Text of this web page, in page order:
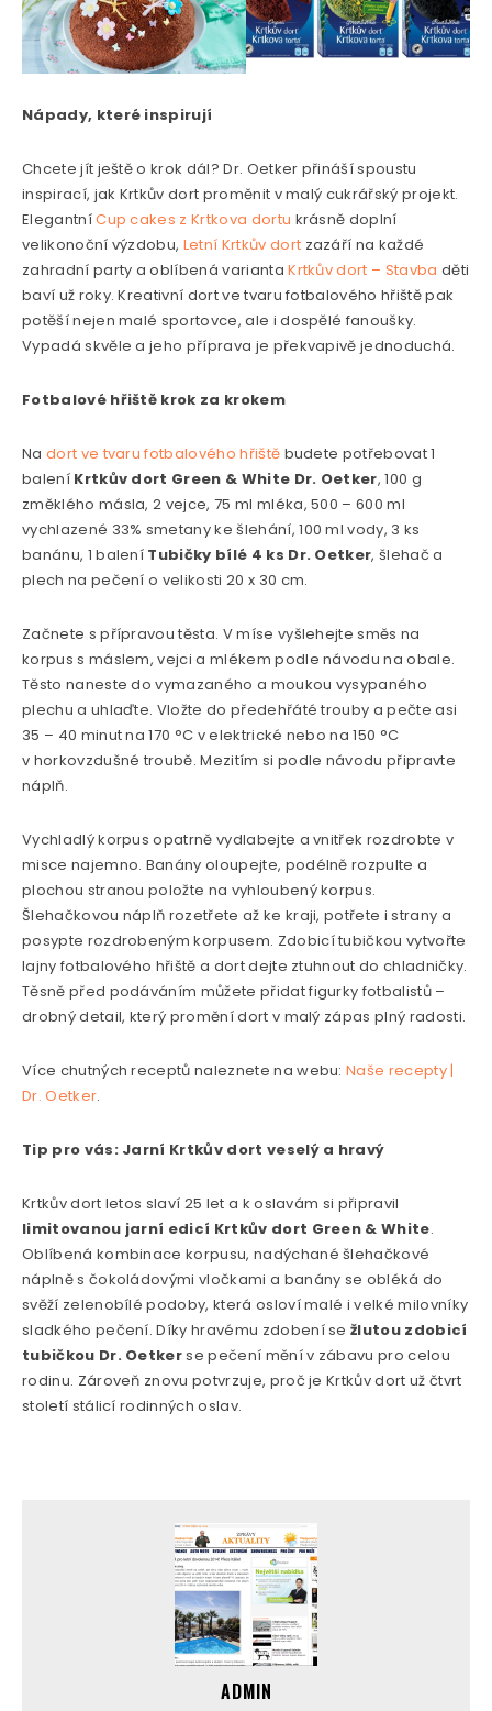
Nápady, které inspirují
Chcete jít ještě o krok dál? Dr. Oetker přináší spoustu
inspirací, jak Krtkův dort proměnit v malý cukrářský projekt.
ElegantníCup cakes z Krtkova dortu krásně doplní
velikonoční výzdobu, Letní Krtkův dort zazáří na každé
zahradní party a oblíbená variantaKrtkův dort – Stavba děti
baví už roky. Kreativní dort ve tvaru fotbalového hřiště pak
potěší nejen malé sportovce, ale i dospělé fanoušky.
Vypadá skvěle a jeho příprava je překvapivě jednoduchá.
Fotbalové hřiště krok za krokem
Na dort ve tvaru fotbalového hřiště budete potřebovat 1
balení Krtkův dort Green & White Dr. Oetker, 100 g
změklého másla, 2 vejce, 75 ml mléka, 500 – 600 ml
vychlazené 33% smetany ke šlehání, 100 ml vody, 3 ks
banánu, 1 balení Tubičky bílé 4 ks Dr. Oetker, šlehač a
plech na pečení o velikosti 20 x 30 cm.
Začnete s přípravou těsta. V míse vyšlehejte směs na
korpus s máslem, vejci a mlékem podle návodu na obale.
Těsto naneste do vymazaného a moukou vysypaného
plechu a uhlaďte. Vložte do předehřáté trouby a pečte asi
35 – 40 minut na 170 °C v elektrické nebo na 150 °C
v horkovzdušné troubě. Mezitím si podle návodu připravte
náplň.
Vychladlý korpus opatrně vydlabejte a vnitřek rozdrobte v
misce najemno. Banány oloupejte, podélně rozpulte a
plochou stranou položte na vyhloubený korpus.
Šlehačkovou náplň rozetřete až ke kraji, potřete i strany a
posypte rozdrobeným korpusem. Zdobicí tubičkou vytvořte
lajny fotbalového hřiště a dort dejte ztuhnout do chladničky.
Těsně před podáváním můžete přidat figurky fotbalistů –
drobný detail, který promění dort v malý zápas plný radosti.
Více chutných receptů naleznete na webu:Naše recepty |
Dr. Oetker.
Tip pro vás: Jarní Krtkův dort veselý a hravý
Krtkův dort letos slaví 25 let a k oslavám si připravil
limitovanou jarní edicí Krtkův dort Green & White.
Oblíbená kombinace korpusu, nadýchané šlehačkové
náplně s čokoládovými vločkami a banány se obléká do
svěží zelenobílé podoby, která osloví malé i velké milovníky
sladkého pečení. Díky hravému zdobení sežlutou zdobicí
tubičkou Dr. Oetkerse pečení mění v zábavu pro celou
rodinu. Zároveň znovu potvrzuje, proč je Krtkův dort už čtvrt
století stálicí rodinných oslav.
ADMIN